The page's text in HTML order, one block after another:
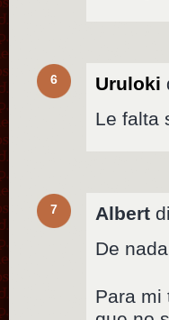
6 Uruloki
Le falta
7 Albert
De
Para mi